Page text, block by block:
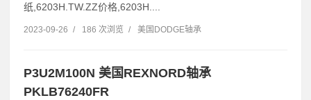
纸,6203H.TW.ZZ价格,6203H....
2023-09-26 / 186 次浏览 / 美国DODGE轴承
P3U2M100N 美国REXNORD轴承
PKLB76240FR